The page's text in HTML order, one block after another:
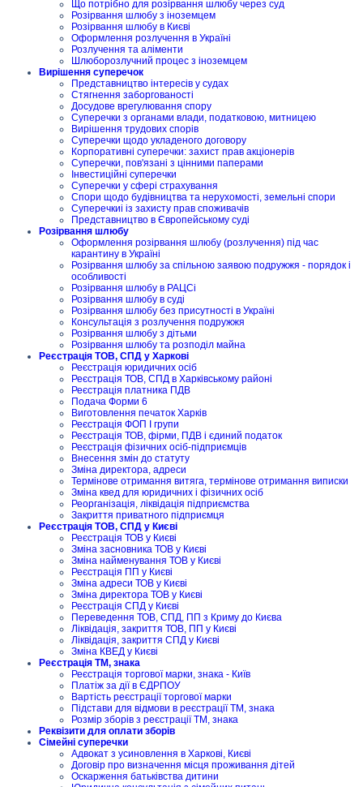
Що потрібно для розірвання шлюбу через суд
Розірвання шлюбу з іноземцем
Розірвання шлюбу в Києві
Оформлення розлучення в Україні
Розлучення та аліменти
Шлюборозлучний процес з іноземцем
Вирішення суперечок
Представництво інтересів у судах
Стягнення заборгованості
Досудове врегулювання спору
Суперечки з органами влади, податковою, митницею
Вирішення трудових спорів
Суперечки щодо укладеного договору
Корпоративні суперечки: захист прав акціонерів
Суперечки, пов'язані з цінними паперами
Інвестиційні суперечки
Суперечки у сфері страхування
Спори щодо будівництва та нерухомості, земельні спори
Суперечкиі із захисту прав споживачів
Представництво в Європейському суді
Розірвання шлюбу
Оформлення розірвання шлюбу (розлучення) під час
карантину в Україні
Розірвання шлюбу за спільною заявою подружжя - порядок і
особливості
Розірвання шлюбу в РАЦСі
Розірвання шлюбу в суді
Розірвання шлюбу без присутності в Україні
Консультація з розлучення подружжя
Розірвання шлюбу з дітьми
Розірвання шлюбу та розподіл майна
Реєстрація ТОВ, СПД у Харкові
Реєстрація юридичних осіб
Реєстрація ТОВ, СПД в Харківському районі
Реєстрація платника ПДВ
Подача Форми 6
Виготовлення печаток Харків
Реєстрація ФОП I групи
Реєстрація ТОВ, фірми, ПДВ і єдиний податок
Реєстрація фізичних осіб-підприємців
Внесення змін до статуту
Зміна директора, адреси
Термінове отримання витяга, термінове отримання виписки
Зміна квед для юридичних і фізичних осіб
Реорганізація, ліквідація підприємства
Закриття приватного підприємця
Реєстрація ТОВ, СПД у Києві
Реєстрація ТОВ у Києві
Зміна засновника ТОВ у Києві
Зміна найменування ТОВ у Києві
Реєстрація ПП у Києві
Зміна адреси ТОВ у Києві
Зміна директора ТОВ у Києві
Реєстрація СПД у Києві
Переведення ТОВ, СПД, ПП з Криму до Києва
Ліквідація, закриття ТОВ, ПП у Києві
Ліквідація, закриття СПД у Києві
Зміна КВЕД у Києві
Реєстрація ТМ, знака
Реєстрація торгової марки, знака - Київ
Платіж за дії в ЄДРПОУ
Вартість реєстрації торгової марки
Підстави для відмови в реєстрації ТМ, знака
Розмір зборів з реєстрації ТМ, знака
Реквізити для оплати зборів
Сімейні суперечки
Адвокат з усиновлення в Харкові, Києві
Договір про визначення місця проживання дітей
Оскарження батьківства дитини